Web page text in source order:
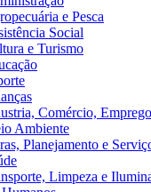
e Pesca
Social
e Turismo
Comércio,
Ambiente
Planejamento e
Limpeza e